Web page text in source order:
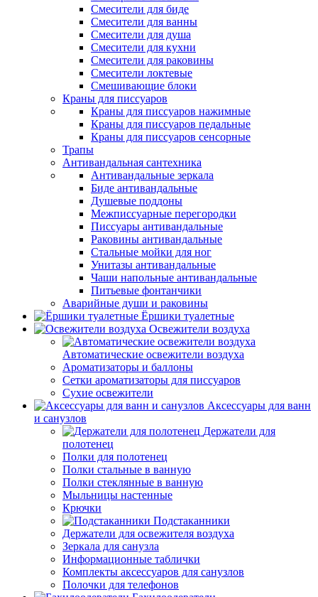
Смесители для биде
Смесители для ванны
Смесители для душа
Смесители для кухни
Смесители для раковины
Смесители локтевые
Смешивающие блоки
Краны для писсуаров
Краны для писсуаров нажимные
Краны для писсуаров педальные
Краны для писсуаров сенсорные
Трапы
Антивандальная сантехника
Антивандальные зеркала
Биде антивандальные
Душевые поддоны
Межписсуарные перегородки
Писсуары антивандальные
Раковины антивандальные
Стальные мойки для ног
Унитазы антивандальные
Чаши напольные антивандальные
Питьевые фонтанчики
Аварийные души и раковины
Ёршики туалетные
Освежители воздуха
Автоматические освежители воздуха
Ароматизаторы и баллоны
Сетки ароматизаторы для писсуаров
Сухие освежители
Аксессуары для ванн
и санузлов
Держатели для
полотенец
Полки для полотенец
Полки стальные в ванную
Полки стеклянные в ванную
Мыльницы настенные
Крючки
Подстаканники
Держатели для освежителя воздуха
Зеркала для санузла
Информационные таблички
Комплекты аксессуаров для санузлов
Полочки для телефонов